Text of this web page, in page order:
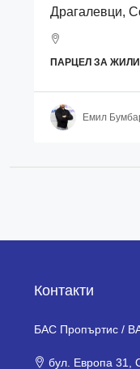
Драгалевци,
ПАРЦЕЛ ЗА
Емил
Контакти
БАС Пропъртис /
бул. Европа 31,